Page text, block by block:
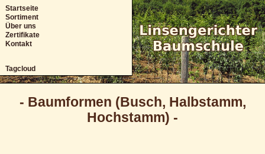
Startseite
Sortiment
Über uns
Zertifikate
Kontakt
Tagcloud
- Baumformen (Busch, Halbstamm,
Hochstamm) -